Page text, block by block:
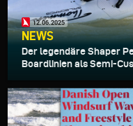
12.06.2025
NEWS
Der legendäre Shaper
Boardlinien als Semi-